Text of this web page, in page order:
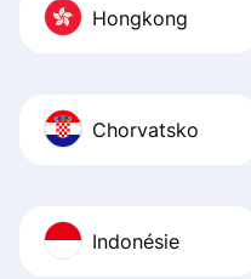
Hongkong
Chorvatsko
Indonésie